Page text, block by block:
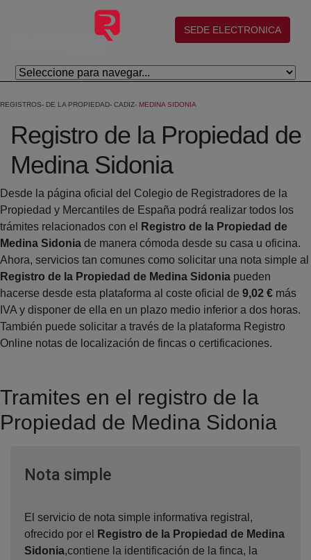
Skip to Main Content
(abre en nueva ventana)
SEDE ELECTRONICA
REGISTROS DE LA PROPIEDAD CADIZ MEDINA SIDONIA
Registro de la Propiedad de
Medina Sidonia
Desde la página oficial del Colegio de Registradores de la
Propiedad y Mercantiles de España podrá realizar todos los
trámites relacionados con el
Registro de la Propiedad de
Medina Sidonia de manera cómoda desde su casa u oficina.
Ahora, servicios tan comunes como solicitar una nota simple al
Registro de la Propiedad de Medina Sidonia pueden
hacerse desde esta plataforma al coste oficial de 9,02 € más
IVA y disponer de ella en un plazo medio inferior a dos horas.
También puede solicitar a través de la plataforma Registro
Online notas de localización de fincas o certificaciones.
Tramites en el registro de la
Propiedad de Medina Sidonia
Nota simpleVentana nueva
El servicio de nota simple informativa registral,
ofrecido por el
Registro de la Propiedad de Medina
Sidonia,contiene la identificación de la finca, la